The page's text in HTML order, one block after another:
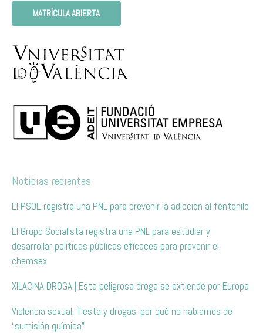
MATRÍCULA ABIERTA
Noticias recientes
El PSOE registra una PNL para prevenir la adicción al fentanilo
El Grupo Socialista registra una PNL para estudiar y
desarrollar políticas públicas eficaces para prevenir el
chemsex
XILACINA DROGA | Esta peligrosa droga se extiende por Europa
Violencia sexual, fiesta y drogas: por qué no hablamos de
“sumisión química”